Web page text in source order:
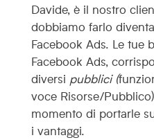
Davide, è il nostro
dobbiamo farlo
Facebook Ads. Le tue
Facebook Ads,
diversi pubblici (
voce Risorse/
momento di portarle
i vantaggi.